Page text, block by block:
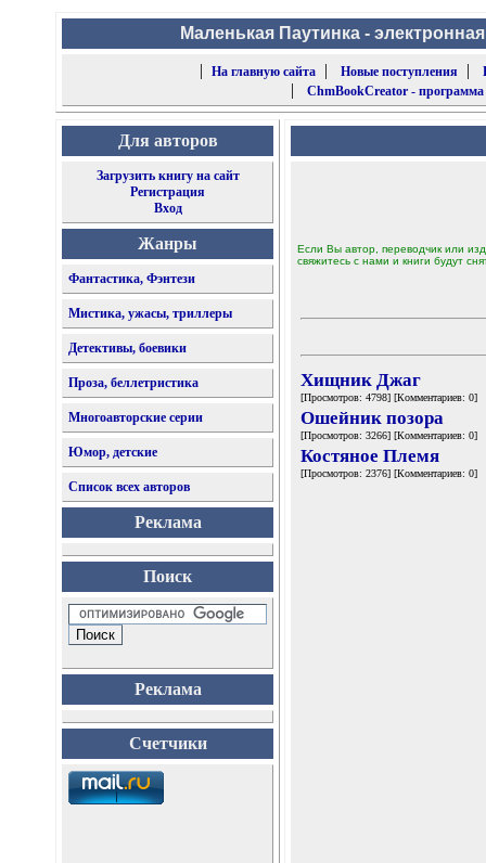
Маленькая Паутинка -
|
На главную сайта| Новые поступления |
| ChmBookCreator -
Для авторов
Загрузить книгу на сайт
Регистрация
Вход
Жанры
Фантастика, Фэнтези
Мистика, ужасы, триллеры
Детективы, боевики
Проза, беллетристика
Многоавторские серии
Юмор, детские
Список всех авторов
Реклама
Поиск
Реклама
Счетчики
Если Вы автор, переводчик или
свяжитесь с нами и книги будут
Хищник Джаг
[Просмотров: 4798] [Комментариев: 0]
Ошейник позора
[Просмотров: 3266] [Комментариев: 0]
Костяное Племя
[Просмотров: 2376] [Комментариев: 0]